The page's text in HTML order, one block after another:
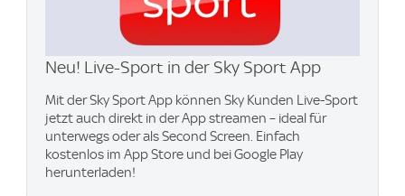
Neu! Live-Sport in der Sky Sport App
Mit der Sky Sport App können Sky Kunden Live-Sport
jetzt auch direkt in der App streamen – ideal für
unterwegs oder als Second Screen. Einfach
kostenlos im App Store und bei Google Play
herunterladen!